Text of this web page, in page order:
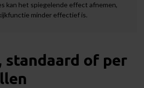
kan het spiegelende effect afnemen,
minder effectief is.
standaard of per